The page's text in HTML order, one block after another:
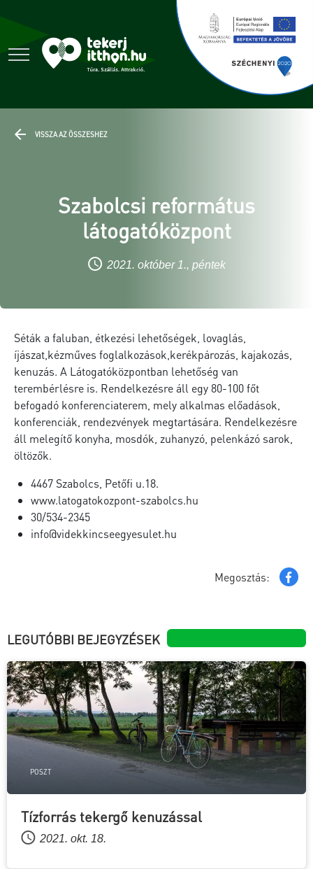
VISSZA AZ ÖSSZESHEZ
Szabolcsi református
látogatóközpont
2021. október 1., péntek
Séták a faluban, étkezési lehetőségek, lovaglás,
íjászat,kézműves foglalkozások,kerékpározás, kajakozás,
kenuzás. A Látogatóközpontban lehetőség van
terembérlésre is. Rendelkezésre áll egy 80-100 főt
befogadó konferenciaterem, mely alkalmas előadások,
konferenciák, rendezvények megtartására. Rendelkezésre
áll melegítő konyha, mosdók, zuhanyzó, pelenkázó sarok,
öltözők.
4467 Szabolcs, Petőfi u.18.
www.latogatokozpont-szabolcs.hu
30/534-2345
info@videkkincseegyesulet.hu
Megosztás:
LEGUTÓBBI BEJEGYZÉSEK
POSZT
Tízforrás tekergő kenuzással
2021. okt. 18.